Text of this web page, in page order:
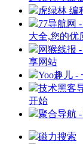
虎绿林 编
77导航网
大全,您的优
网猴线报
享网站
Yoo趣儿 -
技术黑客
开始
聚合导航
磁力搜索